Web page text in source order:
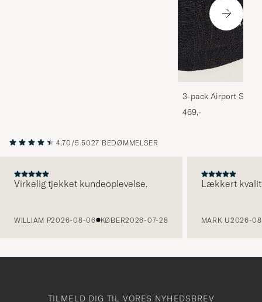
3-pack Airport
Melange
469,-
4.70/5 5027 BEDØMMELSER
Virkelig tjekket kundeoplevelse.
WILLIAM P2026-08-06 KØBER2026-07-28
Lækkert
MARK U2026-
TILMELD DIG TIL VORES NYHEDSBREV